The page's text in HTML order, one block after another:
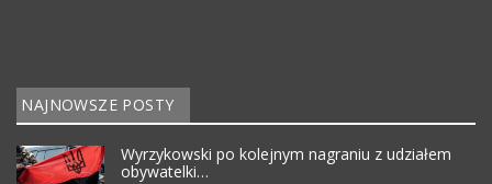
NAJNOWSZE POSTY
Wyrzykowski po kolejnym nagraniu z udziałem
obywatelki…